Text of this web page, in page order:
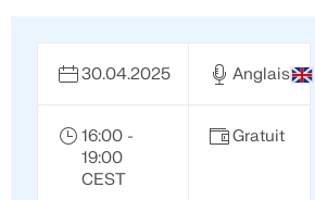
30.04.2025 Anglais
16:00 -
19:00
CEST
Gratuit